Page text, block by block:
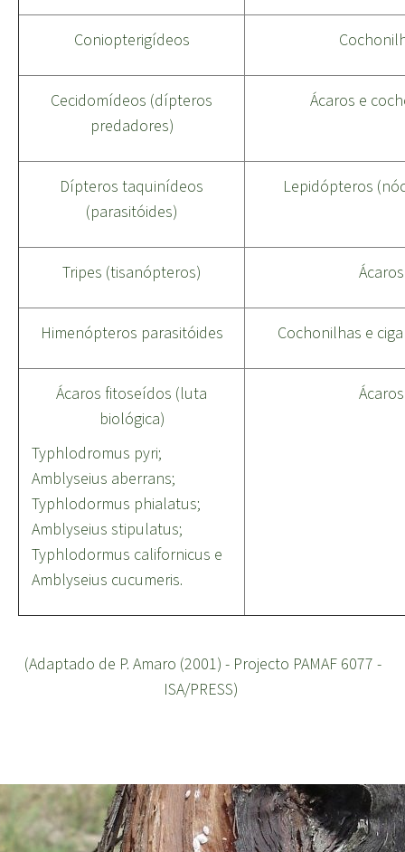
Coniopterigídeos
Cecidomídeos (dípteros
predadores)
Ácaros e
Dípteros taquinídeos
(parasitóides)
Lepidópteros
Tripes (tisanópteros) Ácaros
Himenópteros parasitóides Cochonilhas e
Ácaros fitoseídos (luta
biológica)
Typhlodromus pyri;
Amblyseius aberrans;
Typhlodormus phialatus;
Amblyseius stipulatus;
Typhlodormus californicus e
Amblyseius cucumeris.
Ácaros
(Adaptado de P. Amaro (2001) - Projecto PAMAF 6077 -
ISA/PRESS)